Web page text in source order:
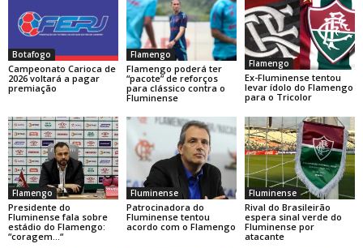
Botafogo
Campeonato Carioca de
2026 voltará a pagar
premiação
Flamengo
Flamengo poderá ter
“pacote” de reforços
para clássico contra o
Fluminense
Flamengo
Ex-Fluminense tentou
levar ídolo do Flamengo
para o Tricolor
Flamengo
Presidente do
Fluminense fala sobre
estádio do Flamengo:
“coragem…“
Fluminense
Patrocinadora do
Fluminense tentou
acordo com o Flamengo
Fluminense
Rival do Brasileirão
espera sinal verde do
Fluminense por
atacante